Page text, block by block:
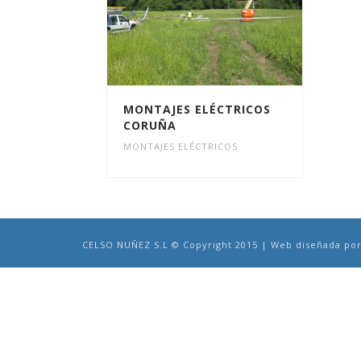
MONTAJES ELÉCTRICOS
CORUÑA
MONTAJES ELÉCTRICOS
CELSO NUÑEZ S.L © Copyright 2015 | Web diseñada por